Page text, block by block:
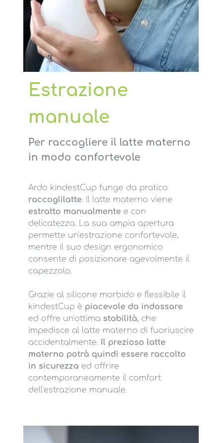
Estrazione
manuale
Per raccogliere il latte materno
in modo confortevole
Ardo kindestCup funge da pratico
raccoglilatte. Il latte materno viene
estratto manualmentee con
delicatezza. La sua ampia apertura
permette un'estrazione confortevole,
mentre il suo design ergonomico
consente di posizionare agevolmente il
capezzolo.
Grazie al silicone morbido e flessibile il
kindestCup è piacevole da indossare
ed offre un'ottima stabilità, che
impedisce al latte materno di fuoriuscire
accidentalmente.
Il prezioso latte
materno potrà quindi essere raccolto
in sicurezza ed offrire
contemporaneamente il comfort
dell'estrazione manuale.